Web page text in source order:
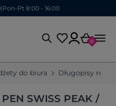
| Pon-Pt 8:00 - 16:00
0
do biura Długopisy
SWISS PEAK /